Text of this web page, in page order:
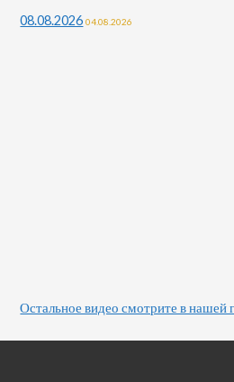
08.08.2026 04.08.2026
Остальное видео смотрите в нашей